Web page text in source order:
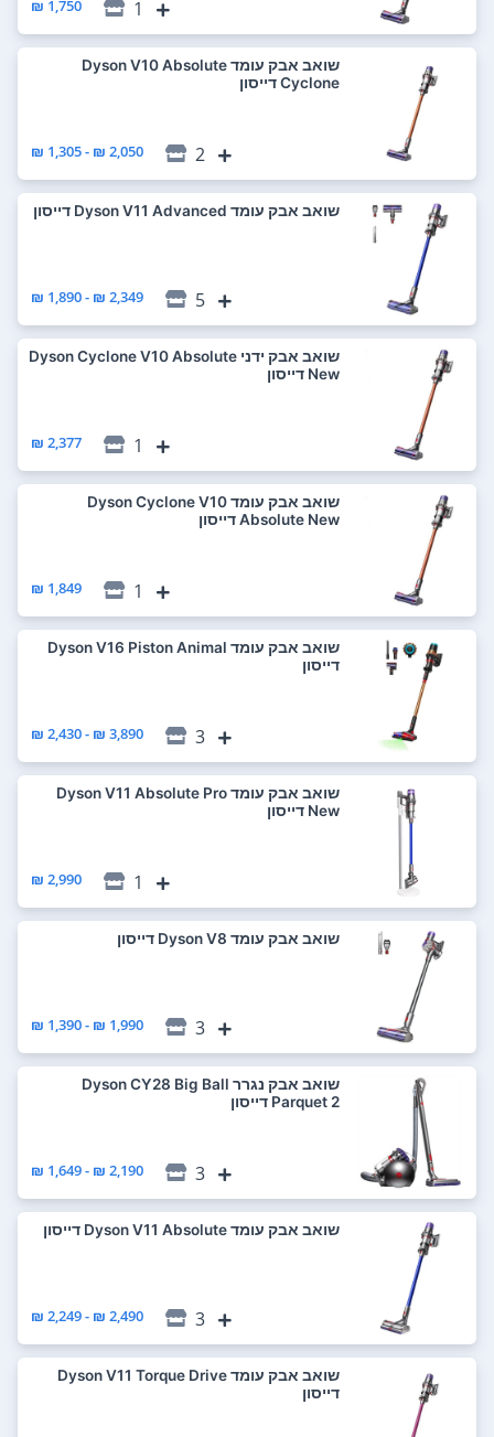
1
1,750 ₪
‏שואב אבק עומד Dyson V10 Absolute
Cyclone דייסון
2
2,050 ₪ - 1,305 ₪
‏שואב אבק עומד Dyson V11 Advanced דייסון
5
2,349 ₪ - 1,890 ₪
‏שואב אבק ידני Dyson Cyclone V10 Absolute
New דייסון
1
2,377 ₪
‏שואב אבק עומד Dyson Cyclone V10
Absolute New דייסון
1
1,849 ₪
‏שואב אבק עומד Dyson V16 Piston Animal
דייסון
3
3,890 ₪ - 2,430 ₪
‏שואב אבק עומד Dyson V11 Absolute Pro
New דייסון
1
2,990 ₪
‏שואב אבק עומד Dyson V8 דייסון
3
1,990 ₪ - 1,390 ₪
‏שואב אבק נגרר Dyson CY28 Big Ball
Parquet 2 דייסון
3
2,190 ₪ - 1,649 ₪
‏שואב אבק עומד Dyson V11 Absolute דייסון
3
2,490 ₪ - 2,249 ₪
‏שואב אבק עומד Dyson V11 Torque Drive
דייסון